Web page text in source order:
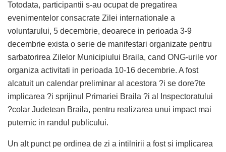
Totodata, participantii s-au ocupat de pregatirea
evenimentelor consacrate Zilei internationale a
voluntarului, 5 decembrie, deoarece in perioada 3-9
decembrie exista o serie de manifestari organizate pentru
sarbatorirea Zilelor Municipiului Braila, cand ONG-urile vor
organiza activitati in perioada 10-16 decembrie. A fost
alcatuit un calendar preliminar al acestora ?i se dore?te
implicarea ?i sprijinul Primariei Braila ?i al Inspectoratului
?colar Judetean Braila, pentru realizarea unui impact mai
puternic in randul publicului.
Un alt punct pe ordinea de zi a intilnirii a fost si implicarea